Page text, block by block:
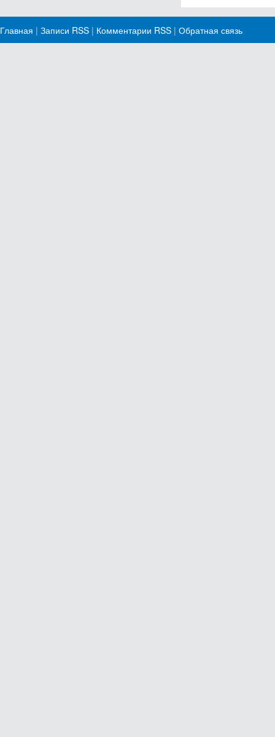
Главная | Записи RSS | Комментарии RSS | Обратная связь